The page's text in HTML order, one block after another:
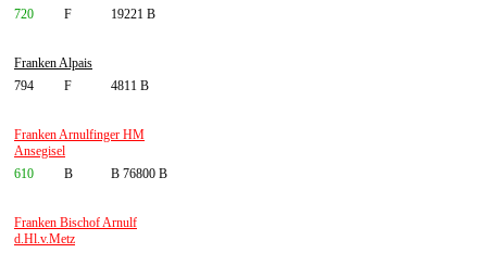
720
F 19221 B
Franken Alpais
794
F 4811 B
Franken Arnulfinger HM
Ansegisel
610
B B 76800 B
Franken Bischof Arnulf
d.Hl.v.Metz